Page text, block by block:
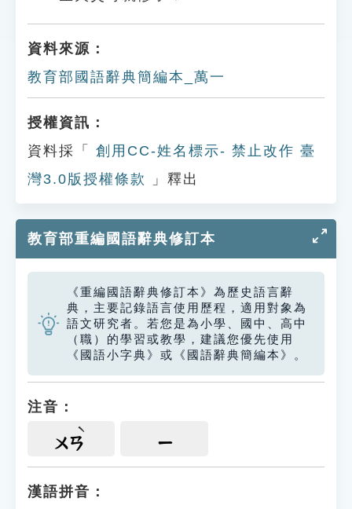
資料來源：
教育部國語辭典簡編本_萬一
授權資訊：
資料採「
創用CC-姓名標示- 禁止改作 臺
灣3.0版授權條款
」釋出
教育部重編國語辭典修訂本
《重編國語辭典修訂本》為歷史語言辭
典，主要記錄語言使用歷程，適用對象為
語文研究者。若您是為小學、國中、高中
（職）的學習或教學，建議您優先使用
《國語小字典》或《國語辭典簡編本》。
注音：
ㄨㄢ ㄧ
漢語拼音：